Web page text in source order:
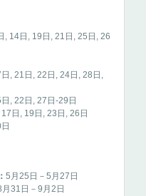
, 14日, 19日, 21日, 25日, 26
, 21日, 22日, 24日, 28日,
, 22日, 27日-29日
日, 19日, 23日, 26日
5月25日－5月27日
月31日－9月2日